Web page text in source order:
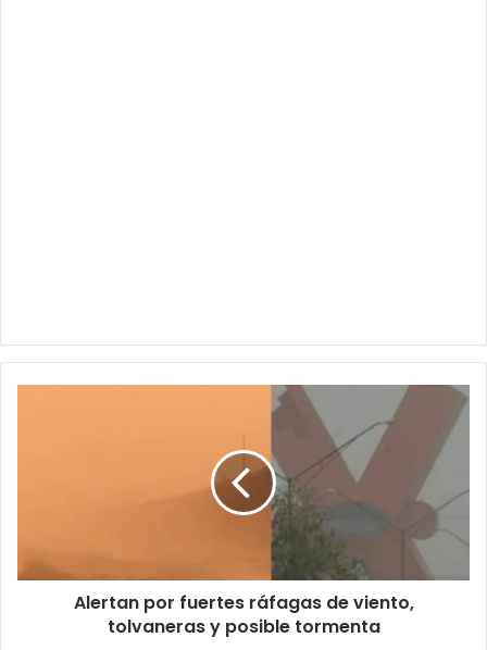
posible
tormentaAlertan por fuertes ráfagas de viento,
tolvaneras y posible tormenta